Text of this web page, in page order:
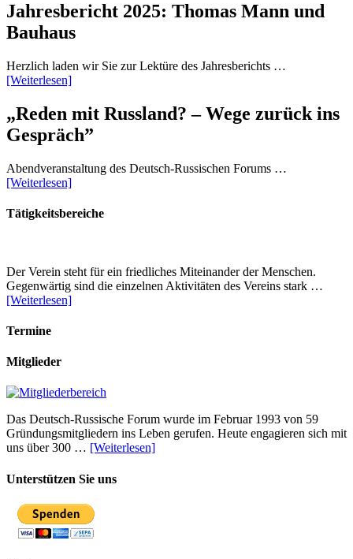
Jahresbericht 2025: Thomas Mann und
Bauhaus
Herzlich laden wir Sie zur Lektüre des Jahresberichts …
[Weiterlesen]
„Reden mit Russland? – Wege zurück ins
Gespräch”
Abendveranstaltung des Deutsch-Russischen Forums …
[Weiterlesen]
Tätigkeitsbereiche
Der Verein steht für ein friedliches Miteinander der Menschen.
Gegenwärtig sind die einzelnen Aktivitäten des Vereins stark …
[Weiterlesen]
Termine
Mitglieder
Das Deutsch-Russische Forum wurde im Februar 1993 von 59
Gründungsmitgliedern ins Leben gerufen. Heute engagieren sich mit
uns über 300 … [Weiterlesen]
Unterstützen Sie uns